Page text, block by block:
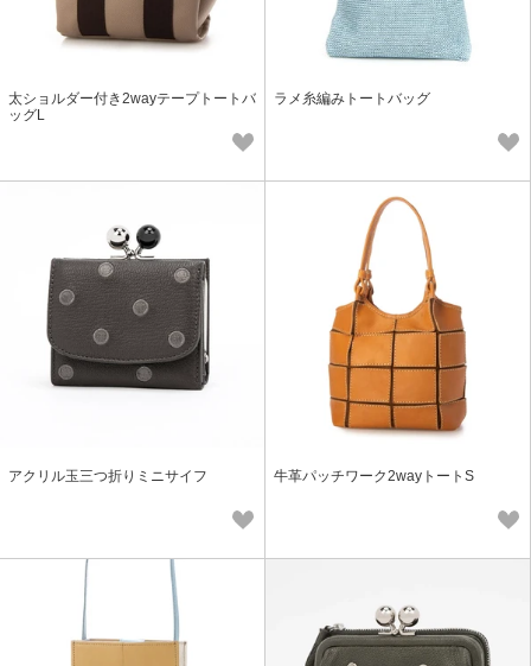
太ショルダー付き2wayテープトートバ
ッグL
ラメ糸編みトートバッグ
アクリル玉三つ折りミニサイフ 牛革パッチワーク2wayトートS